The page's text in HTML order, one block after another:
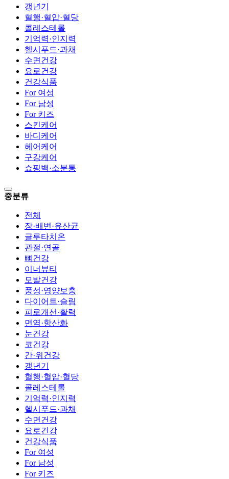
갱년기
혈행·혈압·혈당
콜레스테롤
기억력·인지력
헬시푸드·과채
수면건강
요로건강
건강식품
For 여성
For 남성
For 키즈
스킨케어
바디케어
헤어케어
구강케어
쇼핑백·소분통
중분류
전체
장·배변·유산균
글루타치온
관절·연골
뼈건강
이너뷰티
모발건강
풍성·영양보충
다이어트·슬림
피로개선·활력
면역·항산화
눈건강
코건강
간·위건강
갱년기
혈행·혈압·혈당
콜레스테롤
기억력·인지력
헬시푸드·과채
수면건강
요로건강
건강식품
For 여성
For 남성
For 키즈